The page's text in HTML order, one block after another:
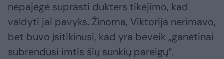
nepajėgė suprasti dukters tikėjimo, kad
valdyti jai pavyks. Žinoma, Viktorija nerimavo,
bet buvo įsitikinusi, kad yra beveik „ganėtinai
subrendusi imtis šių sunkių pareigų“.